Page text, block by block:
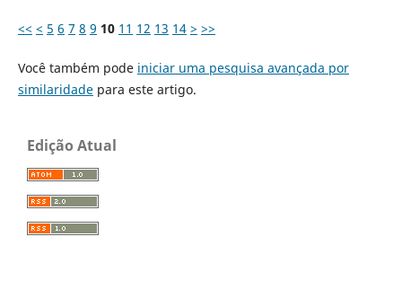
<< < 5 6 7 8 9 10 11 12 13 14 > >>
Você também pode iniciar uma pesquisa avançada por
similaridadepara este artigo.
Edição Atual